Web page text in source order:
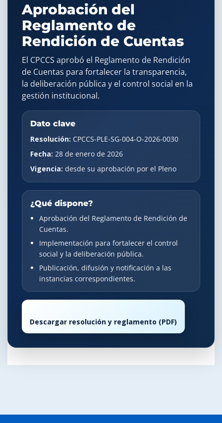
Aprobación del
Reglamento de
Rendición de Cuentas
El CPCCS aprobó el Reglamento de Rendición
de Cuentas para fortalecer la transparencia,
la deliberación pública y el control social en la
gestión institucional.
Dato clave
Resolución: CPCCS-PLE-SG-004-O-2026-0030
Fecha: 28 de enero de 2026
Vigencia: desde su aprobación por el Pleno
¿Qué dispone?
Aprobación del Reglamento de Rendición de
Cuentas.
Implementación para fortalecer el control
social y la deliberación pública.
Publicación, difusión y notificación a las
instancias correspondientes.
Descargar resolución y reglamento (PDF)